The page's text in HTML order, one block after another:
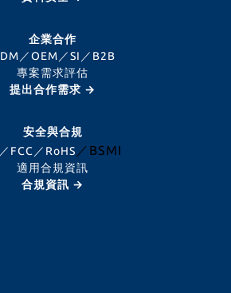
企業合作
／OEM／SI／B2B
專案需求評估
提出合作需求 →
安全與合規
FCC／RoHS ／BSMI
適用合規資訊
合規資訊 →